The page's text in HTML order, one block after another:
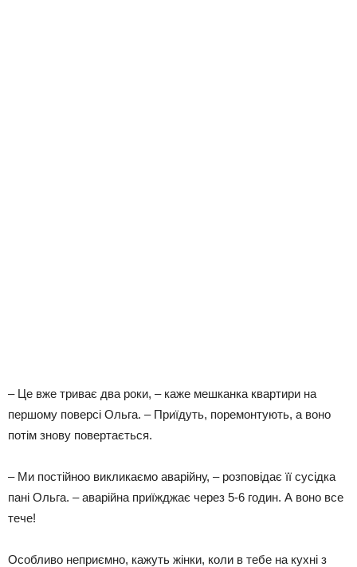
– Це вже триває два роки, – каже мешканка квартири на
першому поверсі Ольга. – Приїдуть, поремонтують, а воно
потім знову повертається.
– Ми постійноо викликаємо аварійну, – розповідає її сусідка
пані Ольга. – аварійна приїжджає через 5-6 годин. А воно все
тече!
Особливо неприємно, кажуть жінки, коли в тебе на кухні з